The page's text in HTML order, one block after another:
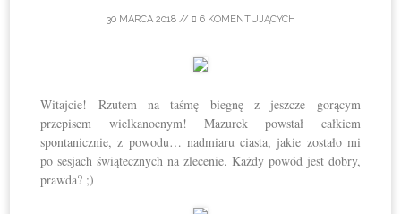
30 MARCA 2018// 6 KOMENTUJĄCYCH
Witajcie! Rzutem na taśmę biegnę z jeszcze gorącym
przepisem wielkanocnym! Mazurek powstał całkiem
spontanicznie, z powodu… nadmiaru ciasta, jakie zostało mi
po sesjach świątecznych na zlecenie. Każdy powód jest dobry,
prawda? ;)